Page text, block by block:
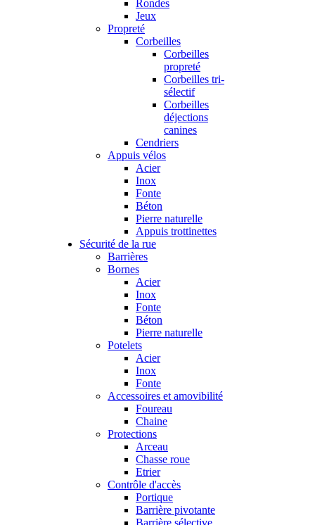
Rondes
Jeux
Propreté
Corbeilles
Corbeilles
propreté
Corbeilles tri-
sélectif
Corbeilles
déjections
canines
Cendriers
Appuis vélos
Acier
Inox
Fonte
Béton
Pierre naturelle
Appuis trottinettes
Sécurité de la rue
Barrières
Bornes
Acier
Inox
Fonte
Béton
Pierre naturelle
Potelets
Acier
Inox
Fonte
Accessoires et amovibilité
Foureau
Chaine
Protections
Arceau
Chasse roue
Etrier
Contrôle d'accès
Portique
Barrière pivotante
Barrière sélective